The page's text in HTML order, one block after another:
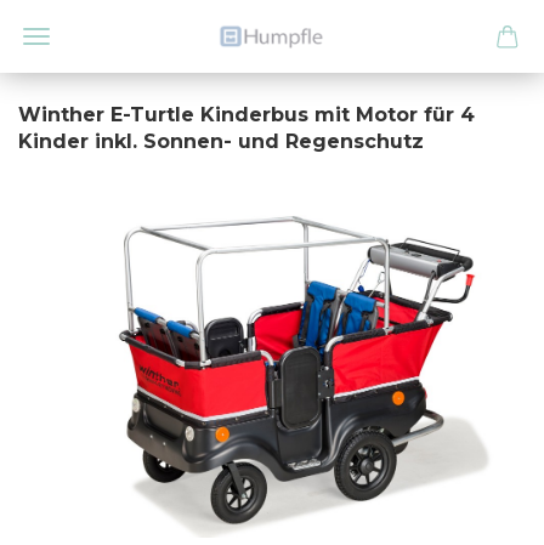
Winther E-Turtle Kinderbus mit Motor für 4
Kinder inkl. Sonnen- und Regenschutz